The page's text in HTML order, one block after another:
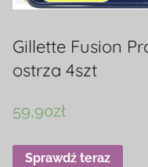
Gillette Fusion
ostrza 4szt
59,90zł
Sprawdź teraz